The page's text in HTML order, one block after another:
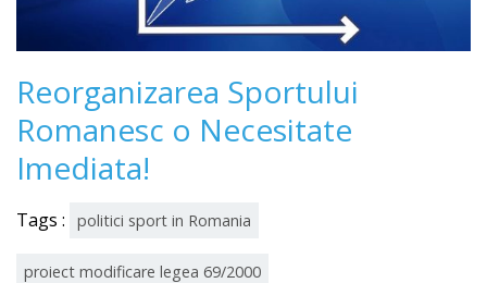
Reorganizarea Sportului
Romanesc o Necesitate
Imediata!
Tags : politici sport in Romania
proiect modificare legea 69/2000